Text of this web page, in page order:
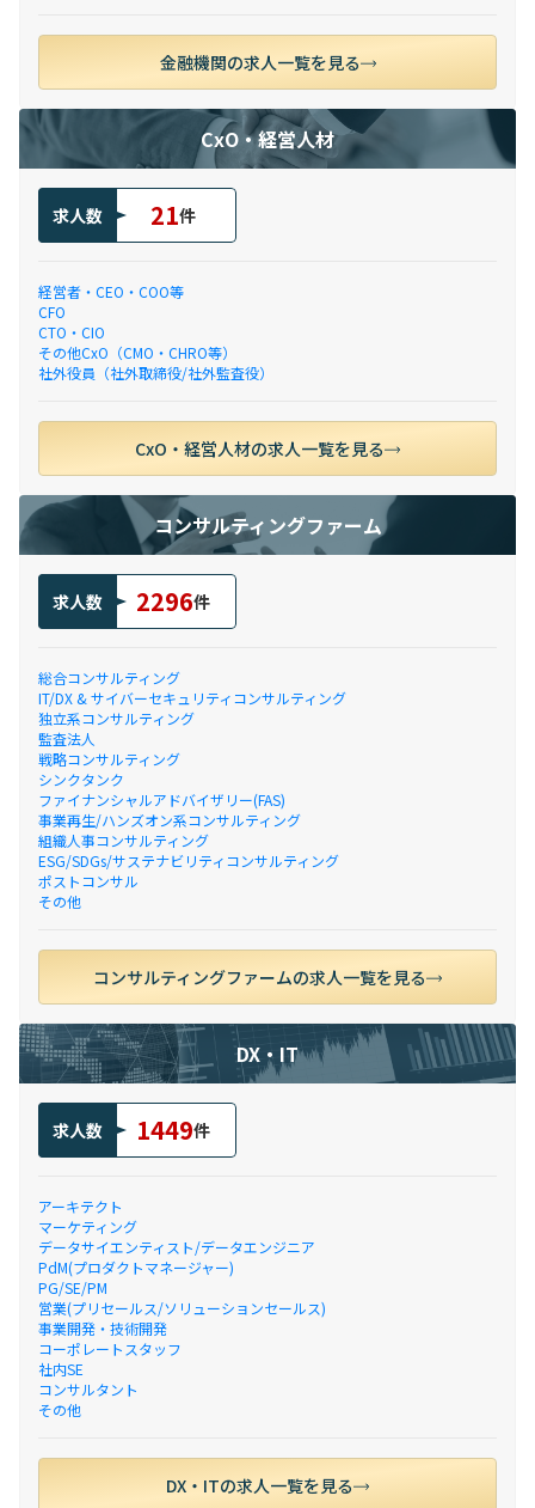
金融機関の求人一覧を見る
CxO・経営人材
求人数 21件
経営者・CEO・COO等
CFO
CTO・CIO
その他CxO（CMO・CHRO等）
社外役員（社外取締役/社外監査役）
CxO・経営人材の求人一覧を見る
コンサルティングファーム
求人数 2296件
総合コンサルティング
IT/DX & サイバーセキュリティコンサルティング
独立系コンサルティング
監査法人
戦略コンサルティング
シンクタンク
ファイナンシャルアドバイザリー(FAS)
事業再生/ハンズオン系コンサルティング
組織人事コンサルティング
ESG/SDGs/サステナビリティコンサルティング
ポストコンサル
その他
コンサルティングファームの求人一覧を見る
DX・IT
求人数 1449件
アーキテクト
マーケティング
データサイエンティスト/データエンジニア
PdM(プロダクトマネージャー)
PG/SE/PM
営業(プリセールス/ソリューションセールス)
事業開発・技術開発
コーポレートスタッフ
社内SE
コンサルタント
その他
DX・ITの求人一覧を見る